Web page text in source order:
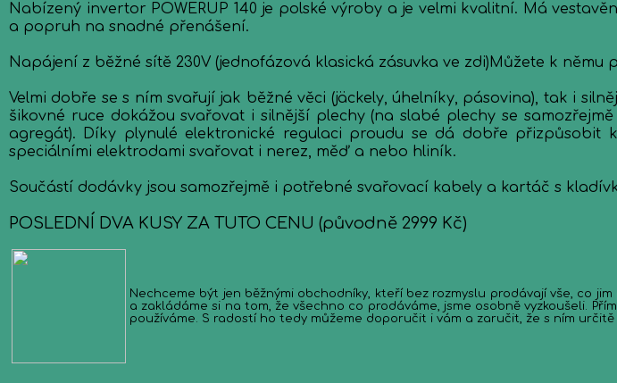
Nabízený invertor POWERUP 140 je polské výroby a je velmi kvalitní. Má
a popruh na snadné přenášení.
Napájení z běžné sítě 230V (jednofázová klasická zásuvka ve zdi)Můžete k
Velmi dobře se s ním svařují jak běžné věci (jäckely, úhelníky, pásovina), tak i
šikovné ruce dokážou svařovat i silnější plechy (na slabé plechy se
agregát). Díky plynulé elektronické regulaci proudu se dá dobře přizpůsobit
speciálními elektrodami svařovat i nerez, měď a nebo hliník.
Součástí dodávky jsou samozřejmě i potřebné svařovací kabely a kartáč s
POSLEDNÍ DVA KUSY ZA TUTO CENU (původně 2999 Kč)
Nechceme být jen běžnými obchodníky, kteří bez rozmyslu prodávají vše, co
a zakládáme si na tom, že všechno co prodáváme, jsme osobně vyzkoušeli.
používáme. S radostí ho tedy můžeme doporučit i vám a zaručit, že s ním